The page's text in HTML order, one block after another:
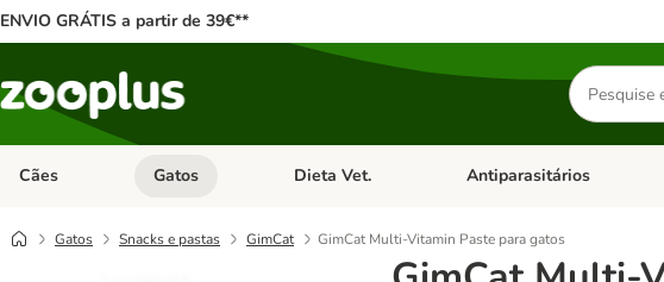
ENVIO GRÁTIS a partir de 39€**
Pesquisar
produtos
Cães Abrir menu de categoria: Cães
Gatos Abrir menu de categoria: Gatos
Dieta Vet. Abrir menu de categoria:
Antiparasitários
Gatos Snacks e pastas GimCat GimCat Multi-Vitamin Paste para gatos